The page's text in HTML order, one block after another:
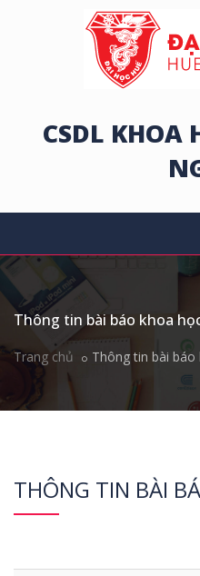
CSDL KHOA
Thông tin bài báo khoa
Trang chủ Thông tin bài báo
THÔNG TIN BÀI